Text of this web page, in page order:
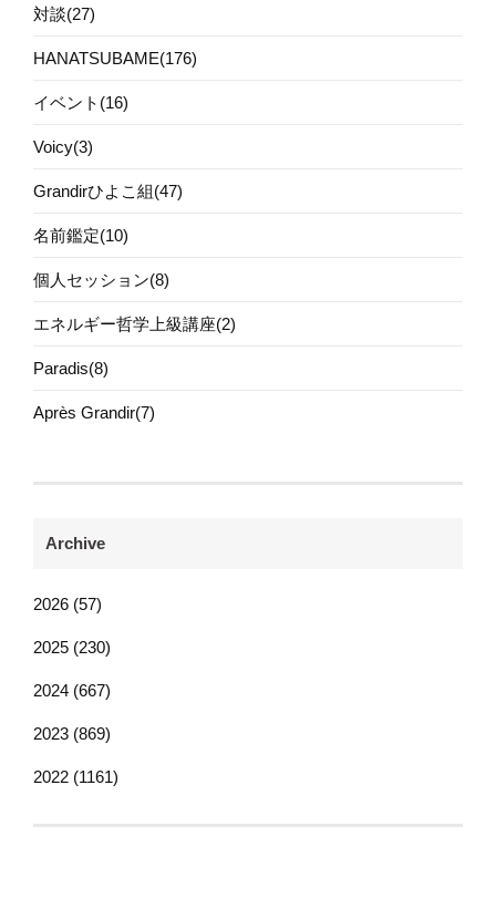
対談(27)
HANATSUBAME(176)
イベント(16)
Voicy(3)
Grandirひよこ組(47)
名前鑑定(10)
個人セッション(8)
エネルギー哲学上級講座(2)
Paradis(8)
Après Grandir(7)
Archive
2026 (57)
2025 (230)
2024 (667)
2023 (869)
2022 (1161)